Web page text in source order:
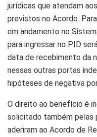
jurídicas que atendam
previstos no Acordo.
em andamento no
para ingressar no PID
data de recebimento da
nessas outras portas
hipóteses de negativa
O direito ao benefício é
solicitado também pelas
aderiram ao Acordo de